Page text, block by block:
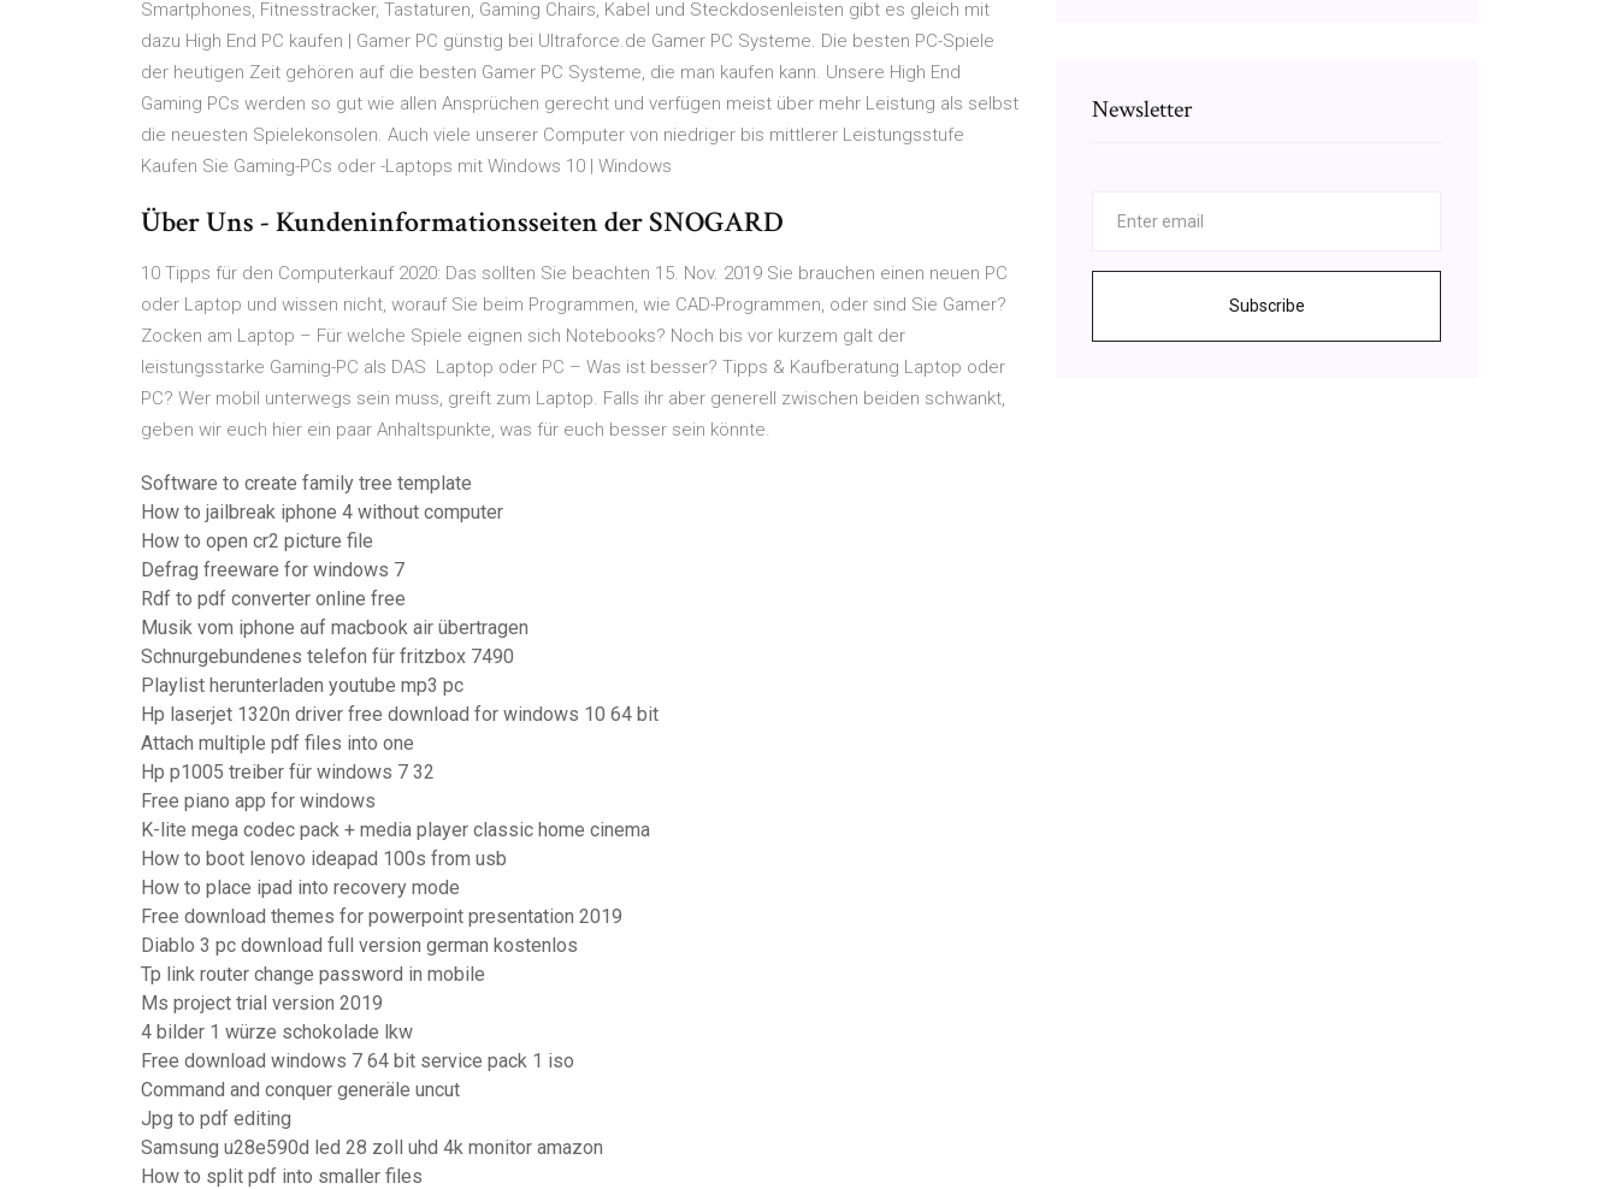
Smartphones, Fitnesstracker, Tastaturen, Gaming Chairs, Kabel und Steckdosenleisten gibt es gleich mit
dazu High End PC kaufen | Gamer PC günstig bei Ultraforce.de Gamer PC Systeme. Die besten PC-Spiele
der heutigen Zeit gehören auf die besten Gamer PC Systeme, die man kaufen kann. Unsere High End
Gaming PCs werden so gut wie allen Ansprüchen gerecht und verfügen meist über mehr Leistung als selbst
die neuesten Spielekonsolen. Auch viele unserer Computer von niedriger bis mittlerer Leistungsstufe
Kaufen Sie Gaming-PCs oder -Laptops mit Windows 10 | Windows
Über Uns - Kundeninformationsseiten der SNOGARD
10 Tipps für den Computerkauf 2020: Das sollten Sie beachten 15. Nov. 2019 Sie brauchen einen neuen PC
oder Laptop und wissen nicht, worauf Sie beim Programmen, wie CAD-Programmen, oder sind Sie Gamer?
Zocken am Laptop – Für welche Spiele eignen sich Notebooks? Noch bis vor kurzem galt der
leistungsstarke Gaming-PC als DAS Laptop oder PC – Was ist besser? Tipps & Kaufberatung Laptop oder
PC? Wer mobil unterwegs sein muss, greift zum Laptop. Falls ihr aber generell zwischen beiden schwankt,
geben wir euch hier ein paar Anhaltspunkte, was für euch besser sein könnte.
Software to create family tree template
How to jailbreak iphone 4 without computer
How to open cr2 picture file
Defrag freeware for windows 7
Rdf to pdf converter online free
Musik vom iphone auf macbook air übertragen
Schnurgebundenes telefon für fritzbox 7490
Playlist herunterladen youtube mp3 pc
Hp laserjet 1320n driver free download for windows 10 64 bit
Attach multiple pdf files into one
Hp p1005 treiber für windows 7 32
Free piano app for windows
K-lite mega codec pack + media player classic home cinema
How to boot lenovo ideapad 100s from usb
How to place ipad into recovery mode
Free download themes for powerpoint presentation 2019
Diablo 3 pc download full version german kostenlos
Tp link router change password in mobile
Ms project trial version 2019
4 bilder 1 würze schokolade lkw
Free download windows 7 64 bit service pack 1 iso
Command and conquer generäle uncut
Jpg to pdf editing
Samsung u28e590d led 28 zoll uhd 4k monitor amazon
How to split pdf into smaller files
Newsletter
Subscribe